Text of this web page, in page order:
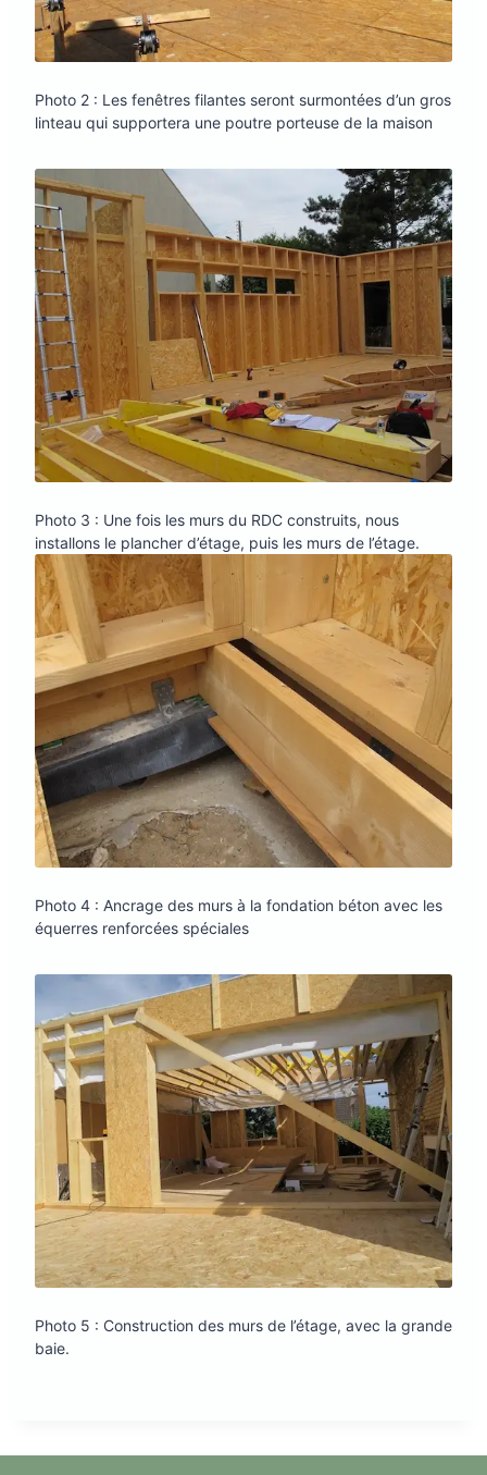
Photo 2 : Les fenêtres filantes seront surmontées d’un gros
linteau qui supportera une poutre porteuse de la maison
Photo 3 : Une fois les murs du RDC construits, nous
installons le plancher d’étage, puis les murs de l’étage.
Photo 4 : Ancrage des murs à la fondation béton avec les
équerres renforcées spéciales
Photo 5 : Construction des murs de l’étage, avec la grande
baie.